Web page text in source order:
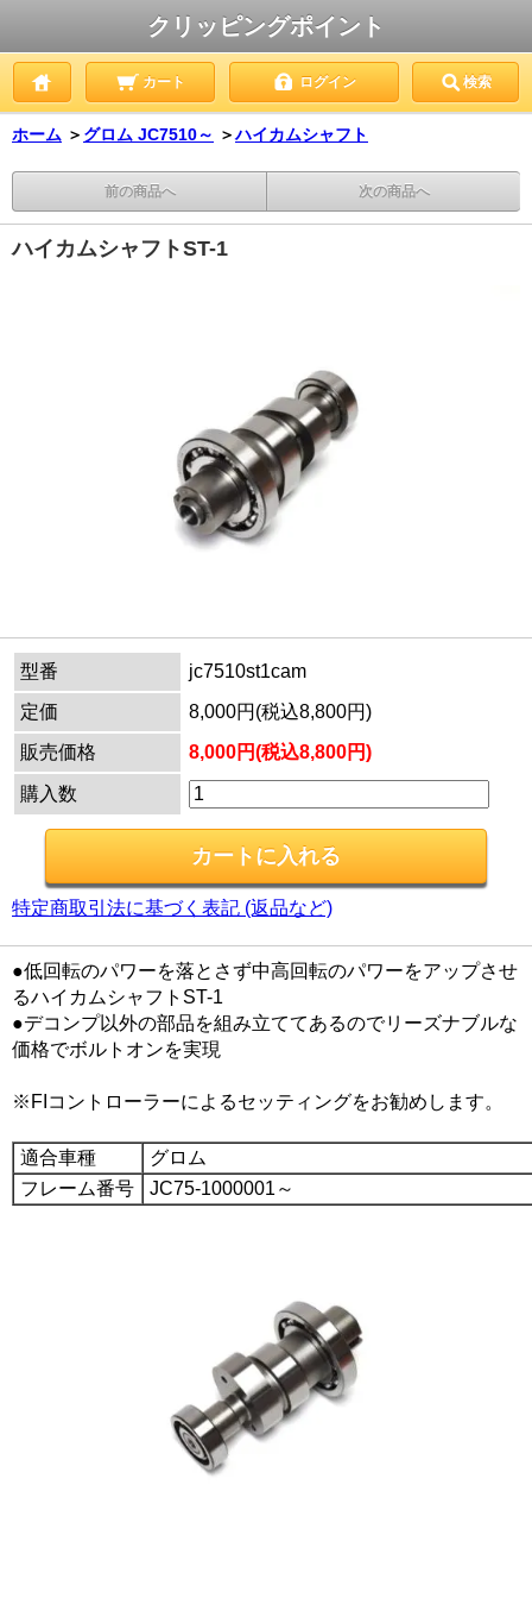
クリッピングポイント
カート ログイン 検索
ホーム ＞ グロム JC7510～ ＞ハイカムシャフト
前の商品へ 次の商品へ
ハイカムシャフトST-1
型番
jc7510st1cam
定価
8,000円(税込8,800円)
販売価格
8,000円(税込8,800円)
購入数
特定商取引法に基づく表記 (返品など)
●低回転のパワーを落とさず中高回転のパワーをアップさせ
るハイカムシャフトST-1
●デコンプ以外の部品を組み立ててあるのでリーズナブルな
価格でボルトオンを実現
※FIコントローラーによるセッティングをお勧めします。
適合車種
グロム
フレーム番号
JC75-1000001～